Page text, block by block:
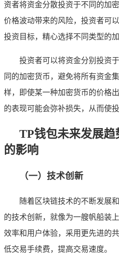
资者将资金分散投资于不同的加
价格波动带来的风险，投资者可
投资目标，精心选择不同类型的
投资者可以将资金分别投资
同的加密货币，避免将所有资金
样，即使某一种加密货币的价格
的表现可能会弥补损失，从而使
TP钱包未来发展
的影响
（一）技术创新
随着区块链技术的不断发展
的技术创新，就像为一艘帆船装
效率和用户体验，采用更先进的
低交易手续费，提高交易速度。